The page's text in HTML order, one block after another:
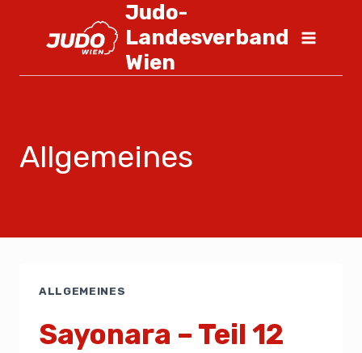
Judo-
Landesverband
Wien
Allgemeines
ALLGEMEINES
Sayonara – Teil 12